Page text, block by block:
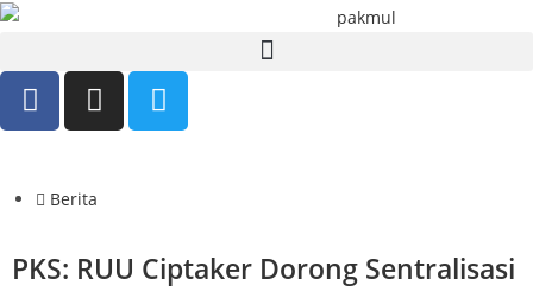
Berita
PKS: RUU Ciptaker Dorong Sentralisasi